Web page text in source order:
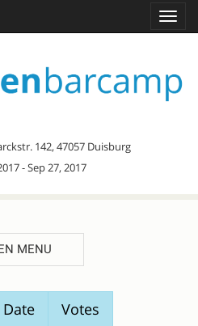
142, 47057 Duisburg
- Sep 27, 2017
MENU
Date Votes